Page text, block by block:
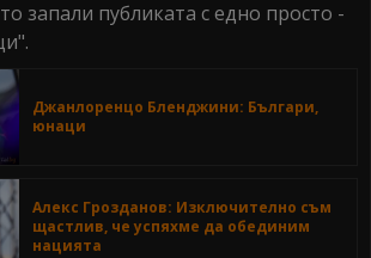
запали публиката с едно просто -
Джанлоренцо Бленджини: Българи,
юнаци
Алекс Грозданов: Изключително съм
щастлив, че успяхме да обединим
нацията